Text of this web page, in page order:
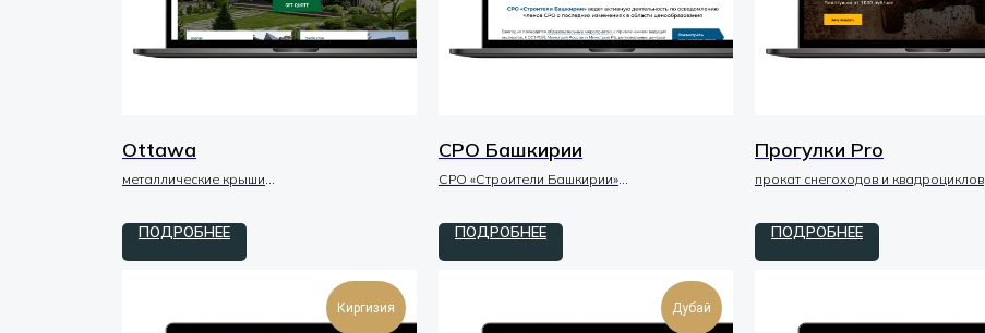
Ottawa
металлические крыши
ПОДРОБНЕЕ
СРО Башкирии
СРО «Строители Башкирии»
ПОДРОБНЕЕ
Прогулки Pro
прокат снегоходов и квадроциклов
ПОДРОБНЕЕ
Киргизия Дубай